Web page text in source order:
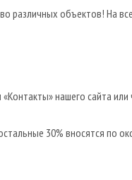
различных объектов! На
нашего сайта или
30% вносятся по